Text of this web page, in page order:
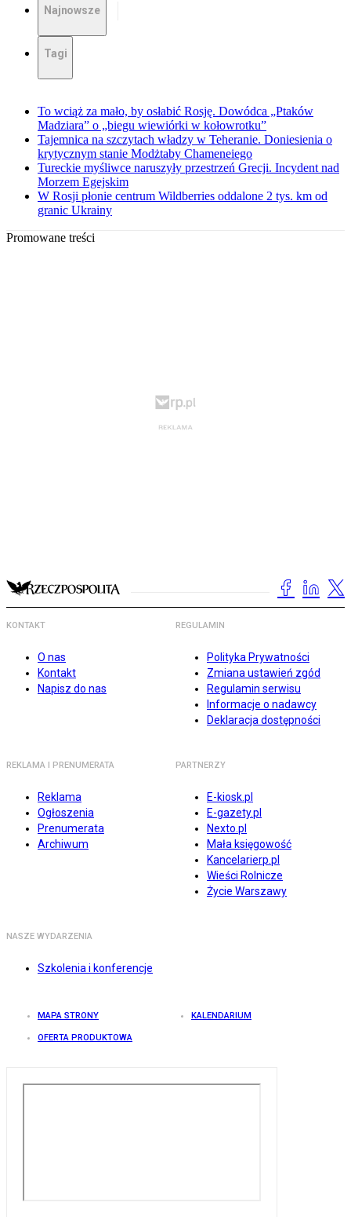
Najnowsze
Tagi
To wciąż za mało, by osłabić Rosję. Dowódca „Ptaków
Madziara” o „biegu wiewiórki w kołowrotku”
Tajemnica na szczytach władzy w Teheranie. Doniesienia o
krytycznym stanie Modżtaby Chameneiego
Tureckie myśliwce naruszyły przestrzeń Grecji. Incydent nad
Morzem Egejskim
W Rosji płonie centrum Wildberries oddalone 2 tys. km od
granic Ukrainy
Promowane treści
KONTAKT
O nas
Kontakt
Napisz do nas
REGULAMIN
Polityka Prywatności
Zmiana ustawień zgód
Regulamin serwisu
Informacje o nadawcy
Deklaracja dostępności
REKLAMA I PRENUMERATA
Reklama
Ogłoszenia
Prenumerata
Archiwum
PARTNERZY
E-kiosk.pl
E-gazety.pl
Nexto.pl
Mała księgowość
Kancelarierp.pl
Wieści Rolnicze
Życie Warszawy
NASZE WYDARZENIA
Szkolenia i konferencje
MAPA STRONY KALENDARIUM
OFERTA PRODUKTOWA